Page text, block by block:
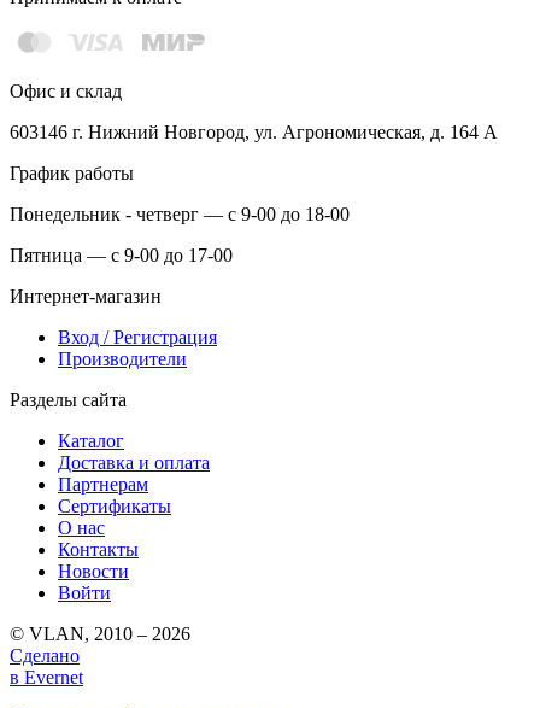
Офис и склад
603146 г. Нижний Новгород, ул. Агрономическая, д. 164 А
График работы
Понедельник - четверг — с 9-00 до 18-00
Пятница — с 9-00 до 17-00
Интернет-магазин
Вход / Регистрация
Производители
Разделы сайта
Каталог
Доставка и оплата
Партнерам
Сертификаты
О нас
Контакты
Новости
Войти
© VLAN, 2010 – 2026
Сделано
в Evernet